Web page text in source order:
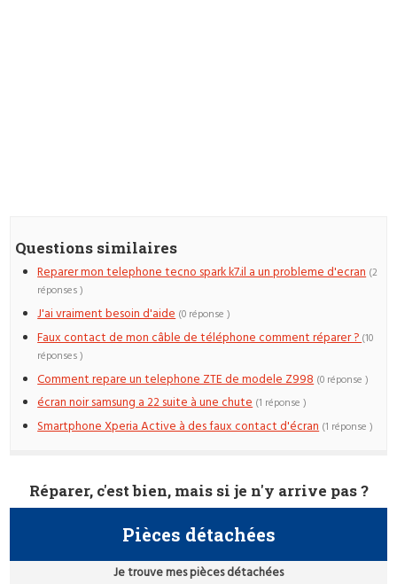
Questions similaires
Reparer mon telephone tecno spark k7.il a un probleme d'ecran (2
réponses )
J'ai vraiment besoin d'aide (0 réponse )
Faux contact de mon câble de téléphone comment réparer ?(10
réponses )
Comment repare un telephone ZTE de modele Z998 (0 réponse )
écran noir samsung a 22 suite à une chute (1 réponse )
Smartphone Xperia Active à des faux contact d'écran (1 réponse )
Réparer, c'est bien, mais si je n'y arrive pas ?
Pièces détachées
Je trouve mes pièces détachées